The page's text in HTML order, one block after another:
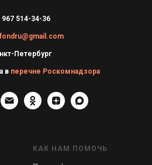
967 514-34-36
Петербург
в перечне Роскомнадзора
КАК НАМ ПОМОЧЬ